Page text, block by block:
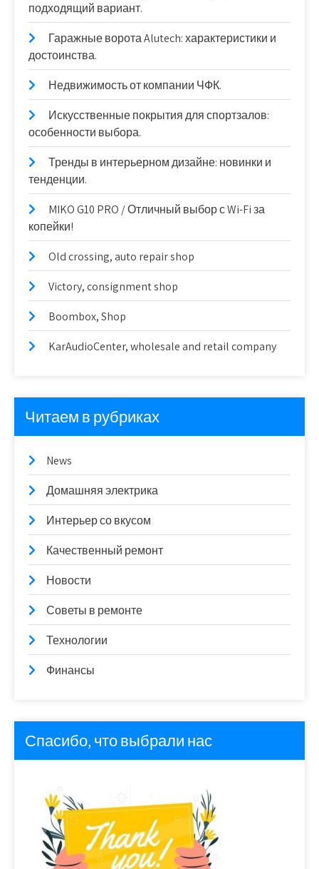
подходящий вариант.
Гаражные ворота Alutech: характеристики и
достоинства.
Недвижимость от компании ЧФК.
Искусственные покрытия для спортзалов:
особенности выбора.
Тренды в интерьерном дизайне: новинки и
тенденции.
MIKO G10 PRO / Отличный выбор с Wi-Fi за
копейки!
Old crossing, auto repair shop
Victory, consignment shop
Boombox, Shop
KarAudioCenter, wholesale and retail company
Читаем в рубриках
News
Домашняя электрика
Интерьер со вкусом
Качественный ремонт
Новости
Советы в ремонте
Технологии
Финансы
Спасибо, что выбрали нас